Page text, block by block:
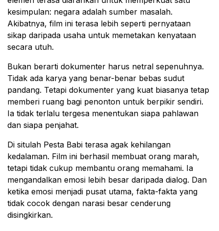
kesimpulan: negara adalah sumber masalah.
Akibatnya, film ini terasa lebih seperti pernyataan
sikap daripada usaha untuk memetakan kenyataan
secara utuh.
Bukan berarti dokumenter harus netral sepenuhnya.
Tidak ada karya yang benar-benar bebas sudut
pandang. Tetapi dokumenter yang kuat biasanya tetap
memberi ruang bagi penonton untuk berpikir sendiri.
Ia tidak terlalu tergesa menentukan siapa pahlawan
dan siapa penjahat.
Di situlah Pesta Babi terasa agak kehilangan
kedalaman. Film ini berhasil membuat orang marah,
tetapi tidak cukup membantu orang memahami. Ia
mengandalkan emosi lebih besar daripada dialog. Dan
ketika emosi menjadi pusat utama, fakta-fakta yang
tidak cocok dengan narasi besar cenderung
disingkirkan.